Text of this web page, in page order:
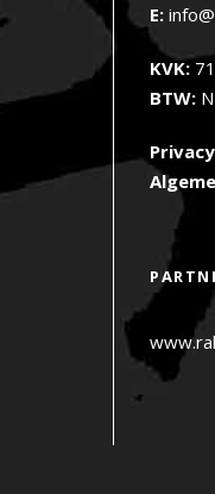
E:
KVK:
BTW: